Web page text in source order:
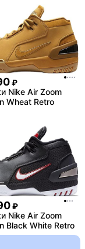
₽
Nike Air Zoom
Wheat Retro
₽
Nike Air Zoom
Black White Retro